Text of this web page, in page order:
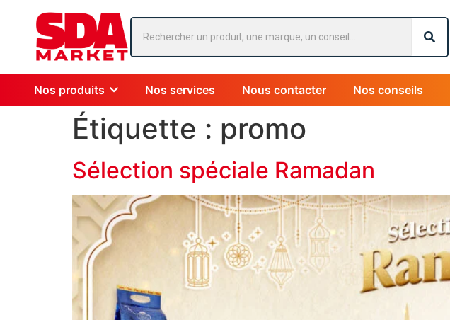
Nos produits Nos services Nous contacter Nos conseils
Étiquette : promo
Sélection spéciale Ramadan